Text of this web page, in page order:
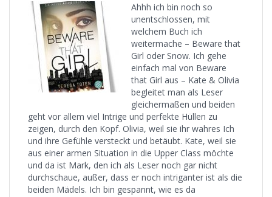
Ahhh ich bin noch so
unentschlossen, mit
welchem Buch ich
weitermache – Beware that
Girl oder Snow. Ich gehe
einfach mal von Beware
that Girl aus – Kate & Olivia
begleitet man als Leser
gleichermaßen und beiden
geht vor allem viel Intrige und perfekte Hüllen zu
zeigen, durch den Kopf. Olivia, weil sie ihr wahres Ich
und ihre Gefühle versteckt und betäubt. Kate, weil sie
aus einer armen Situation in die Upper Class möchte
und da ist Mark, den ich als Leser noch gar nicht
durchschaue, außer, dass er noch intriganter ist als die
beiden Mädels. Ich bin gespannt, wie es da